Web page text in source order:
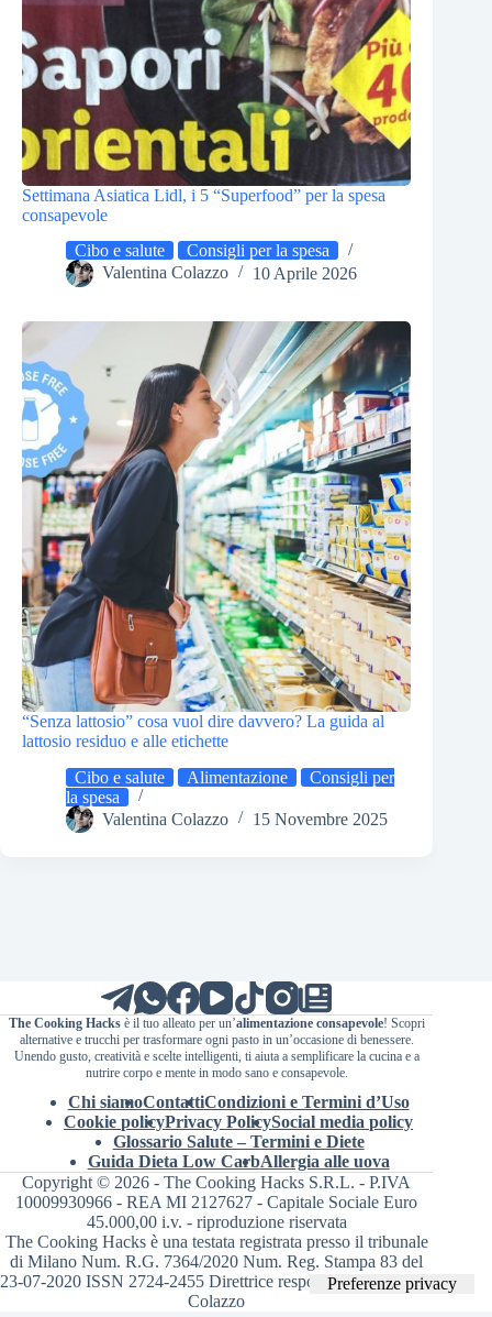
Settimana Asiatica Lidl, i 5 “Superfood” per la spesa
consapevole
Cibo e salute
Consigli per la spesa
Valentina Colazzo
10 Aprile 2026
“Senza lattosio” cosa vuol dire davvero? La guida al
lattosio residuo e alle etichette
Cibo e salute
Alimentazione
Consigli per
la spesa
Valentina Colazzo
15 Novembre 2025
The Cooking Hacksè il tuo alleato per un’alimentazione consapevole! Scopri
alternative e trucchi per trasformare ogni pasto in un’occasione di benessere.
Unendo gusto, creatività e scelte intelligenti, ti aiuta a semplificare la cucina e a
nutrire corpo e mente in modo sano e consapevole.
Chi siamoContattiCondizioni e Termini d’Uso
Cookie policyPrivacy PolicySocial media policy
Glossario Salute – Termini e Diete
Guida Dieta Low CarbAllergia alle uova
Copyright © 2026 - The Cooking Hacks S.R.L. - P.IVA
10009930966 - REA MI 2127627 - Capitale Sociale Euro
45.000,00 i.v. - riproduzione riservata
The Cooking Hacks è una testata registrata presso il tribunale
di Milano Num. R.G. 7364/2020 Num. Reg. Stampa 83 del
23-07-2020 ISSN 2724-2455 Direttrice responsabile Valentina
Colazzo